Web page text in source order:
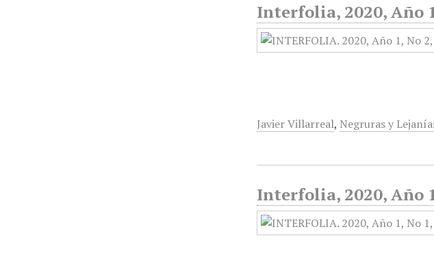
Interfolia, 2020, Año
Javier Villarreal, Negruras y
Interfolia, 2020, Año